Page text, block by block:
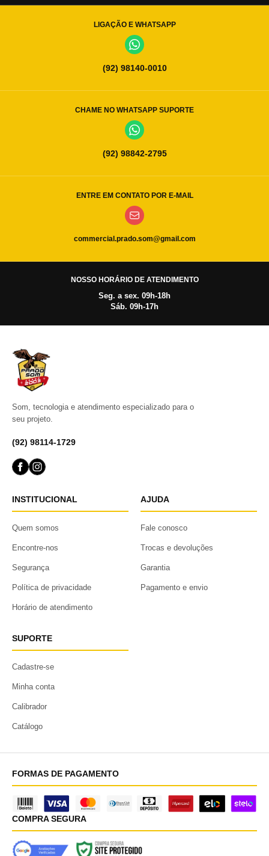
LIGAÇÃO E WHATSAPP
(92) 98140-0010
CHAME NO WHATSAPP SUPORTE
(92) 98842-2795
ENTRE EM CONTATO POR E-MAIL
commercial.prado.som@gmail.com
NOSSO HORÁRIO DE ATENDIMENTO
Seg. a sex. 09h-18h
Sáb. 09h-17h
Som, tecnologia e atendimento especializado para o
seu projeto.
(92) 98114-1729
INSTITUCIONAL
Quem somos
Encontre-nos
Segurança
Política de privacidade
Horário de atendimento
AJUDA
Fale conosco
Trocas e devoluções
Garantia
Pagamento e envio
SUPORTE
Cadastre-se
Minha conta
Calibrador
Catálogo
FORMAS DE PAGAMENTO
COMPRA SEGURA